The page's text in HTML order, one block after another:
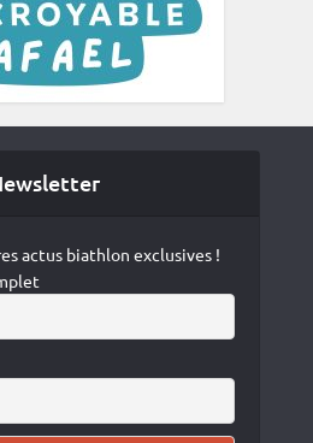
actus biathlon exclusives !